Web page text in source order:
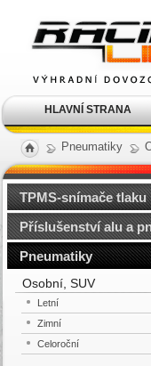
Pneumatiky
TPMS-snímače tlaku
Příslušenství alu a
Pneumatiky
Osobní, SUV
Letní
Zimní
Celoroční
kola Racing
HLAVNÍ STRANA